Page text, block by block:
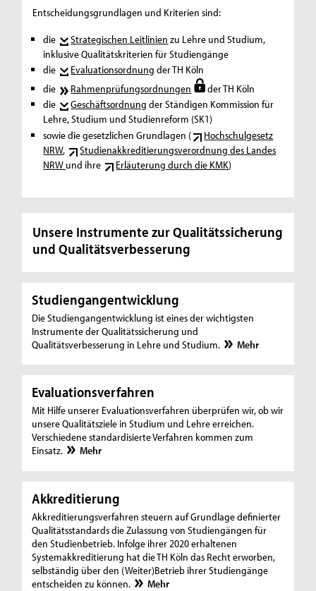
Entscheidungsgrundlagen und Kriterien sind:
die
Strategischen Leitlinien zu Lehre und Studium,
inklusive Qualitätskriterien für Studiengänge
die
Evaluationsordnung der TH Köln
die
Rahmenprüfungsordnungen
der TH Köln
die
Geschäftsordnung der Ständigen Kommission für
Lehre, Studium und Studienreform (SK1)
sowie die gesetzlichen Grundlagen (
Hochschulgesetz
NRW,
Studienakkreditierungsverordnung des Landes
NRW und ihre Erläuterung durch die KMK)
Unsere Instrumente zur Qualitätssicherung
und Qualitätsverbesserung
Studiengangentwicklung
Die Studiengangentwicklung ist eines der wichtigsten
Instrumente der Qualitätssicherung und
Qualitätsverbesserung in Lehre und Studium.
Mehr
Evaluationsverfahren
Mit Hilfe unserer Evaluationsverfahren überprüfen wir, ob wir
unsere Qualitätsziele in Studium und Lehre erreichen.
Verschiedene standardisierte Verfahren kommen zum
Einsatz.
Mehr
Akkreditierung
Akkreditierungsverfahren steuern auf Grundlage definierter
Qualitätsstandards die Zulassung von Studiengängen für
den Studienbetrieb. Infolge ihrer 2020 erhaltenen
Systemakkreditierung hat die TH Köln das Recht erworben,
selbständig über den (Weiter)Betrieb ihrer Studiengänge
entscheiden zu können.
Mehr